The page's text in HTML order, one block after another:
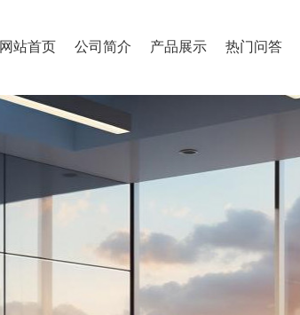
网站首页 公司简介 产品展示 热门问答